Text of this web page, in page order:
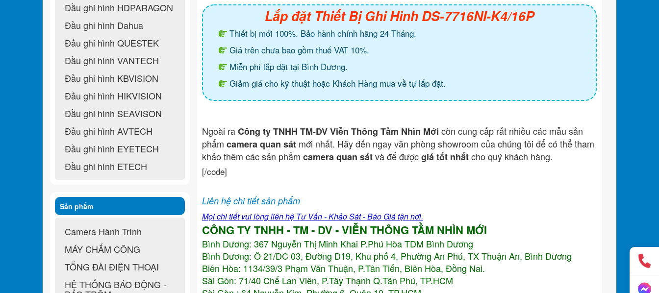
Lắp đặt Thiết Bị Ghi Hình DS-7716NI-K4/16P
Thiết bị mới 100%. Bảo hành chính hãng 24 Tháng.
Giá trên chưa bao gồm thuế VAT 10%.
Miễn phí lắp đặt tại Bình Dương.
Giảm giá cho kỹ thuật hoặc Khách Hàng mua về tự lắp đặt.
Ngoài raCông ty TNHH TM-DV Viễn Thông Tầm Nhìn Mới còn cung cấp rất nhiều các mẫu sản
phẩm camera quan sát mới nhất. Hãy đến ngay văn phòng showroom của chúng tôi để có thể tham
khảo thêm các sản phẩm camera quan sátvà để đượcgiá tốt nhấtcho quý khách hàng.
[/code]
Liên hệ chi tiết sản phẩm
Mọi chi tiết vui lòng liên hệ Tư Vấn - Khảo Sát - Báo Giá tận nơi.
CÔNG TY TNHH - TM - DV - VIỄN THÔNG TẦM NHÌN MỚI
Bình Dương: 367 Nguyễn Thị Minh Khai P.Phú Hòa TDM Bình Dương
Bình Dương: Ô 21/DC 03, Đường D19, Khu phố 4, Phường An Phú, TX Thuận An, Bình Dương
Biên Hòa: 1134/39/3 Phạm Văn Thuận, P.Tân Tiến, Biên Hòa, Đồng Nai.
Sài Gòn: 71/40 Chế Lan Viên, P.Tây Thạnh Q.Tân Phú, TP.HCM
Đầu ghi hình HDPARAGON
Đầu ghi hình Dahua
Đầu ghi hình QUESTEK
Đầu ghi hình VANTECH
Đầu ghi hình KBVISION
Đầu ghi hình HIKVISION
Đầu ghi hình SEAVISON
Đầu ghi hình AVTECH
Đầu ghi hình EYETECH
Đầu ghi hình ETECH
Sản phẩm
Camera Hành Trình
MÁY CHẤM CÔNG
TỔNG ĐÀI ĐIỆN THOẠI
HỆ THỐNG BÁO ĐỘNG -